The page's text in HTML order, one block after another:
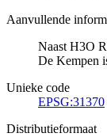
Aanvullende
Naast H3O
De Kempen
Unieke code
EPSG:31370
Distributieformaat